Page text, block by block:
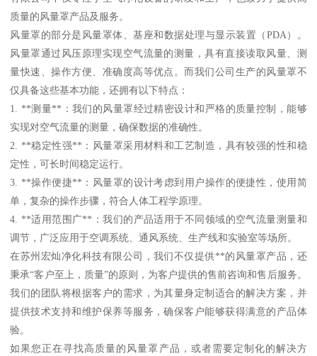
质量的风量罩产品及服务。
风量罩的部分是风量罩体、基座和数据处理与显示装置（PDA）。
风量罩通过风压原理实现空气流量的测量，具有直接读取风量、测
量快速、操作方便、准确度高等优点。而我们公司生产的风量罩不
仅具备这些基本功能，还拥有以下特点：
1. **测量**：我们的风量罩经过精密设计和严格的质量控制，能够
实现对空气流量的测量，确保数据的准确性。
2. **稳定性强**：风量罩采用材料和工艺制造，具有较强的性和稳
定性，可长时间稳定运行。
3. **操作便捷**：风量罩的设计考虑到用户操作的便捷性，使用简
单，复杂的操作步骤，符合人体工程学原理。
4. **适用范围广**：我们的产品适用于不同领域的空气流量测量和
调节，广泛应用于空调系统、通风系统、生产线和实验室等场所。
在苏州宏灿净化科技有限公司，我们不仅提供**的风量罩产品，还
秉承“客户至上，质量”的原则，为客户提供的售前咨询和售后服务。
我们的团队将根据客户的需求，为其量身定制适合的解决方案，并
提供技术支持和维护保养等服务，确保客户能够获得满意的产品体
验。
如果您正在寻找高质量的风量罩产品，或者需要定制化的解决方